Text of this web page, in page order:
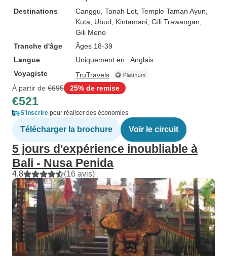
Destinations
Canggu , Tanah Lot , Temple Taman Ayun
Kuta , Ubud , Kintamani , Gili Trawangan
Gili Meno
Tranche d'âge
Âges 18-39
Langue
Uniquement en : Anglais
Voyagiste
TruTravels
À partir de €695 25% de remise
€521
S'inscrire pour réaliser des économies
Télécharger la brochure Voir le circuit
5 jours d'expérience inoubliable à
Bali - Nusa Penida
4.8 (16 avis)